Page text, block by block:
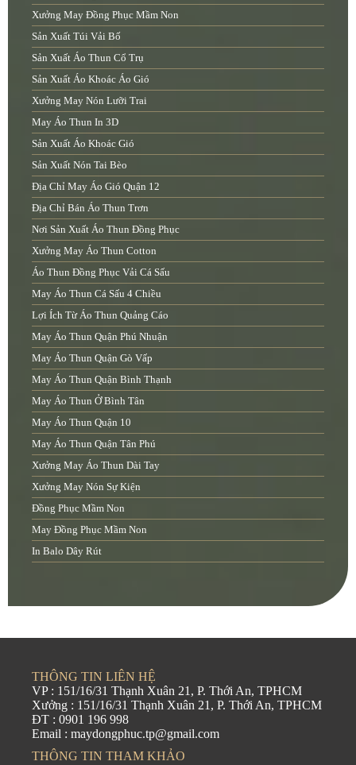
Xưởng May Đồng Phục Mầm Non
Sản Xuất Túi Vải Bố
Sản Xuất Áo Thun Cổ Trụ
Sản Xuất Áo Khoác Áo Gió
Xưởng May Nón Lưỡi Trai
May Áo Thun In 3D
Sản Xuất Áo Khoác Gió
Sản Xuất Nón Tai Bèo
Địa Chỉ May Áo Gió Quận 12
Địa Chỉ Bán Áo Thun Trơn
Nơi Sản Xuất Áo Thun Đồng Phục
Xưởng May Áo Thun Cotton
Áo Thun Đồng Phục Vải Cá Sấu
May Áo Thun Cá Sấu 4 Chiều
Lợi Ích Từ Áo Thun Quảng Cáo
May Áo Thun Quận Phú Nhuận
May Áo Thun Quận Gò Vấp
May Áo Thun Quận Bình Thạnh
May Áo Thun Ở Bình Tân
May Áo Thun Quận 10
May Áo Thun Quận Tân Phú
Xưởng May Áo Thun Dài Tay
Xưởng May Nón Sự Kiện
Đồng Phục Mầm Non
May Đồng Phục Mầm Non
In Balo Dây Rút
THÔNG TIN LIÊN HỆ
VP : 151/16/31 Thạnh Xuân 21, P. Thới An, TPHCM
Xưởng : 151/16/31 Thạnh Xuân 21, P. Thới An, TPHCM
ĐT : 0901 196 998
Email : maydongphuc.tp@gmail.com
THÔNG TIN THAM KHẢO